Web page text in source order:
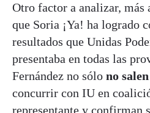
Otro factor a analizar, más
que Soria ¡Ya! ha logrado
resultados que Unidas
presentaba en todas las
Fernández no sólo no
concurrir con IU en
representante y confirman